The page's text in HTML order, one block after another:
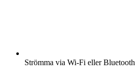
Strömma via Wi-Fi eller Bluetooth